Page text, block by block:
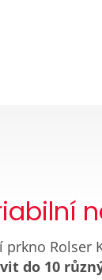
prkno Rolser
do 10